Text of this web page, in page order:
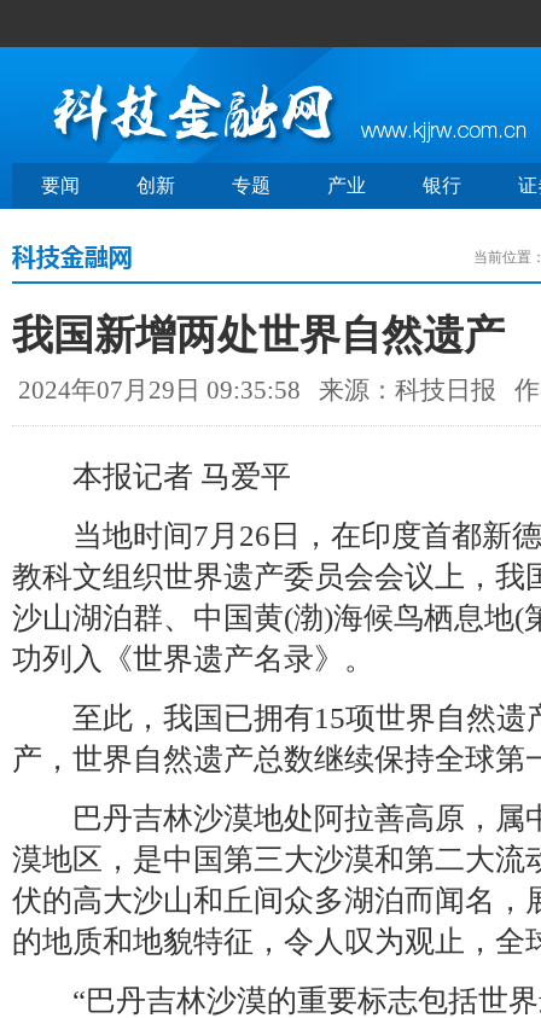
要闻 创新 专题 产业 银行 证
当前位置
我国新增两处世界自然遗产
2024年07月29日 09:35:58 来源：科技日报
本报记者 马爱平
当地时间7月26日，在印度首都新德
教科文组织世界遗产委员会会议上，
沙山湖泊群、中国黄(渤)海候鸟栖息地(
功列入《世界遗产名录》。
至此，我国已拥有15项世界自然遗
产，世界自然遗产总数继续保持全球第
巴丹吉林沙漠地处阿拉善高原，属
漠地区，是中国第三大沙漠和第二大流
伏的高大沙山和丘间众多湖泊而闻名，
的地质和地貌特征，令人叹为观止，全
“巴丹吉林沙漠的重要标志包括世界